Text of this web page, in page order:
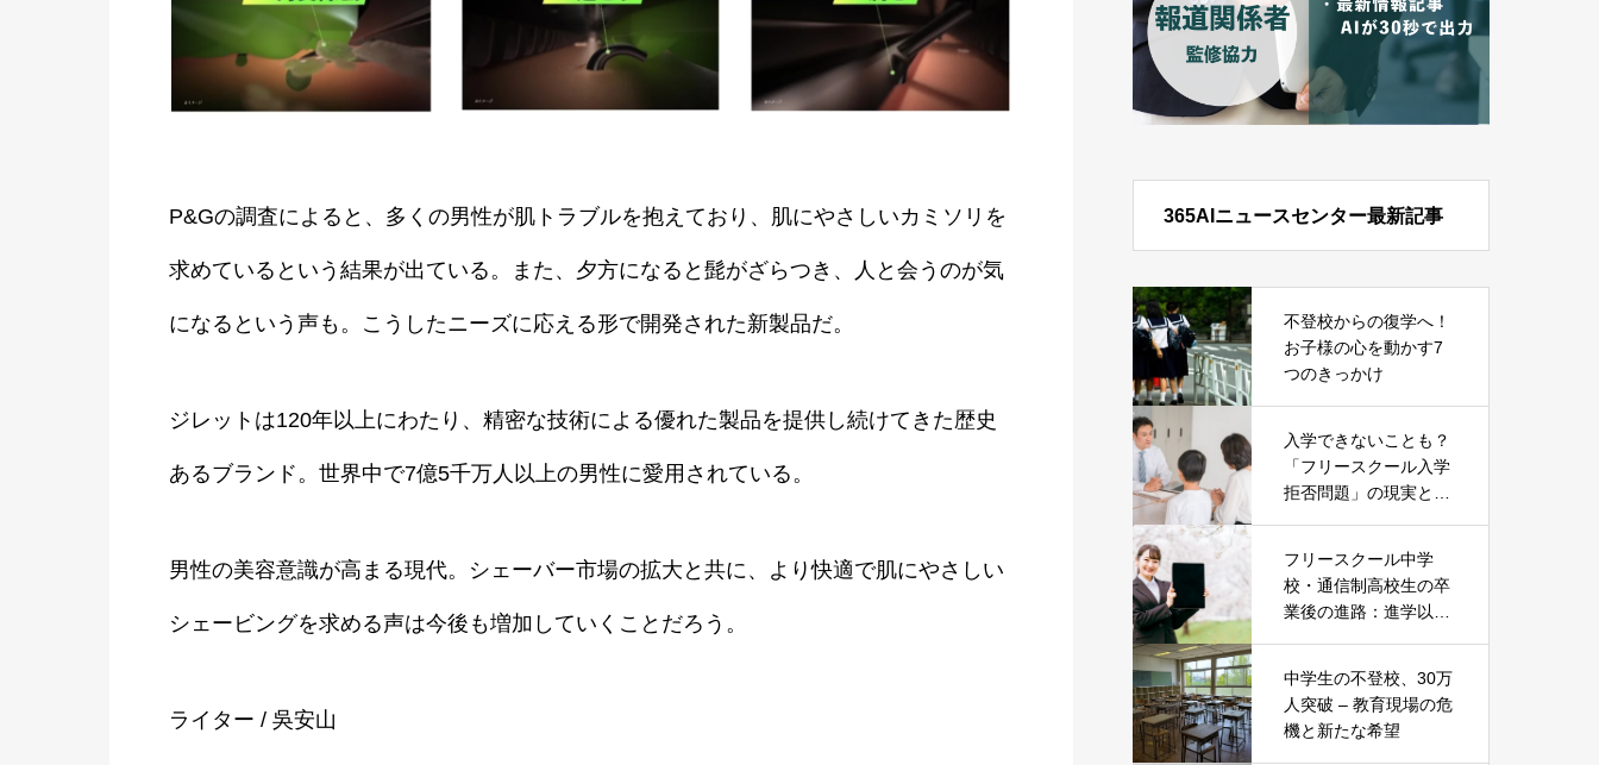
P&Gの調査によると、多くの男性が肌トラブルを抱えており、肌にやさしいカミソリを
求めているという結果が出ている。また、夕方になると髭がざらつき、人と会うのが気
になるという声も。こうしたニーズに応える形で開発された新製品だ。
ジレットは120年以上にわたり、精密な技術による優れた製品を提供し続けてきた歴史
あるブランド。世界中で7億5千万人以上の男性に愛用されている。
男性の美容意識が高まる現代。シェーバー市場の拡大と共に、より快適で肌にやさしい
シェービングを求める声は今後も増加していくことだろう。
ライター / 吳安山
365AIニュースセンター最新記事
不登校からの復学へ！
お子様の心を動かす7
つのきっかけ
入学できないことも？
「フリースクール入学
拒否問題」の現実とそ
フリースクール中学
校・通信制高校生の卒
業後の進路：進学以外
中学生の不登校、30万
人突破 – 教育現場の危
機と新たな希望